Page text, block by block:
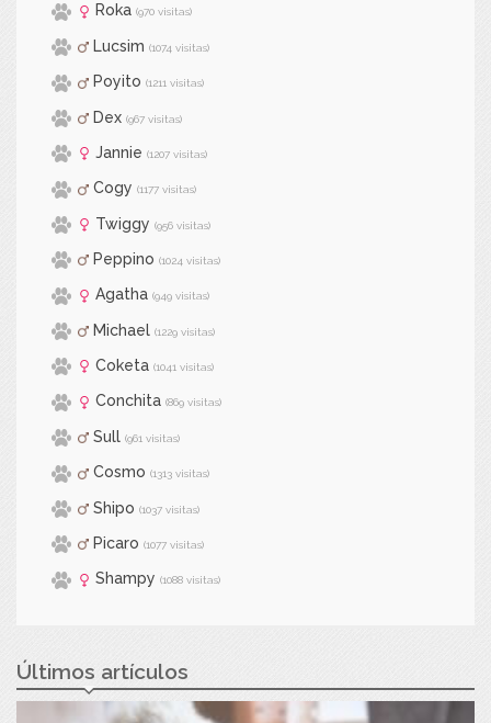
Roka (970 visitas)
Lucsim (1074 visitas)
Poyito (1211 visitas)
Dex (967 visitas)
Jannie (1207 visitas)
Cogy (1177 visitas)
Twiggy (956 visitas)
Peppino (1024 visitas)
Agatha (949 visitas)
Michael (1229 visitas)
Coketa (1041 visitas)
Conchita (869 visitas)
Sull (961 visitas)
Cosmo (1313 visitas)
Shipo (1037 visitas)
Picaro (1077 visitas)
Shampy (1088 visitas)
Últimos artículos